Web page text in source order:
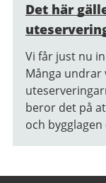
Det här
Vi får just nu
Många undrar
beror det på
och